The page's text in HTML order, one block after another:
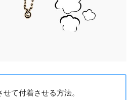
て付着させる方法。